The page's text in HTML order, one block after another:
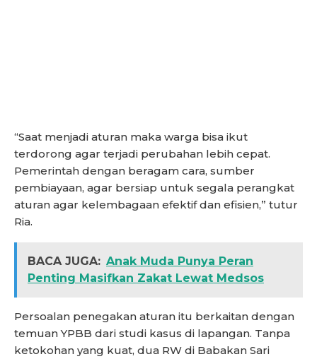
“Saat menjadi aturan maka warga bisa ikut
terdorong agar terjadi perubahan lebih cepat.
Pemerintah dengan beragam cara, sumber
pembiayaan, agar bersiap untuk segala perangkat
aturan agar kelembagaan efektif dan efisien,” tutur
Ria.
BACA JUGA: Anak Muda Punya Peran
Penting Masifkan Zakat Lewat Medsos
Persoalan penegakan aturan itu berkaitan dengan
temuan YPBB dari studi kasus di lapangan. Tanpa
ketokohan yang kuat, dua RW di Babakan Sari